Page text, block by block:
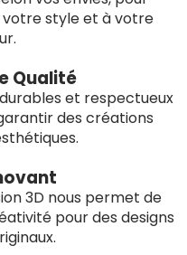
style et à votre
Qualité
et respectueux
des créations
3D nous permet de
pour des designs